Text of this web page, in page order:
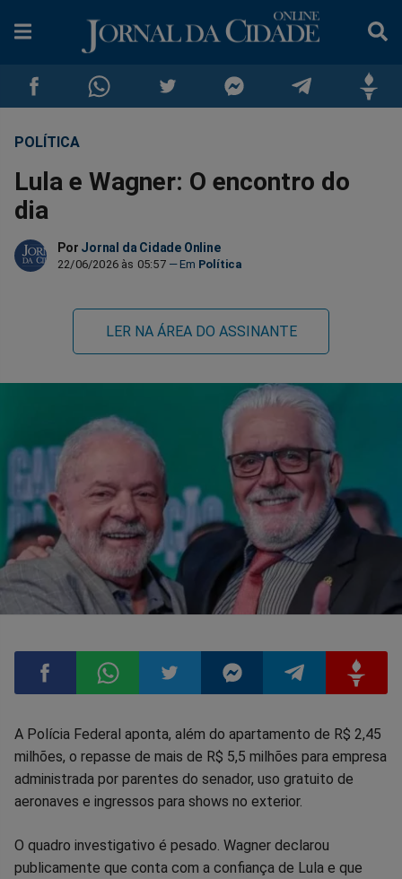
Compartilhar
no
Facebook
Compartilhar
no
Whatsapp
no
Twitter
no
Messenger
no
POLÍTICA
Lula e Wagner: O encontro do
dia
Por Jornal da Cidade Online
22/06/2026 às 05:57 Política
LER NA ÁREA DO ASSINANTE
Compartilhar
no
Compartilhar
no
Compartilhar
no
Compartilhar
no
Compartilhar
no
no
A Polícia Federal aponta, além do apartamento de R$ 2,45
milhões, o repasse de mais de R$ 5,5 milhões para empresa
administrada por parentes do senador, uso gratuito de
aeronaves e ingressos para shows no exterior.
O quadro investigativo é pesado. Wagner declarou
publicamente que conta com a confiança de Lula e que